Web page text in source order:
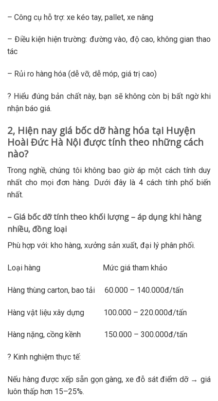
– Công cụ hỗ trợ: xe kéo tay, pallet, xe nâng
– Điều kiện hiện trường: đường vào, độ cao, không gian thao
tác
– Rủi ro hàng hóa (dễ vỡ, dễ móp, giá trị cao)
? Hiểu đúng bản chất này, bạn sẽ không còn bị bất ngờ khi
nhận báo giá.
2, Hiện nay giá bốc dỡ hàng hóa tại Huyện
Hoài Đức Hà Nội được tính theo những cách
nào?
Trong nghề, chúng tôi không bao giờ áp một cách tính duy
nhất cho mọi đơn hàng. Dưới đây là 4 cách tính phổ biến
nhất.
– Giá bốc dỡ tính theo khối lượng – áp dụng khi hàng
nhiều, đồng loại
Phù hợp với: kho hàng, xưởng sản xuất, đại lý phân phối.
Loại hàng Mức giá tham khảo
Hàng thùng carton, bao tải 60.000 – 140.000đ/tấn
Hàng vật liệu xây dựng 100.000 – 220.000đ/tấn
Hàng nặng, cồng kềnh 150.000 – 300.000đ/tấn
? Kinh nghiệm thực tế:
Nếu hàng được xếp sẵn gọn gàng, xe đỗ sát điểm dỡ → giá
luôn thấp hơn 15–25%.